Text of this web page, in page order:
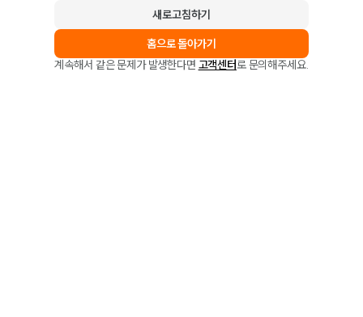
새로고침하기
홈으로 돌아가기
계속해서 같은 문제가 발생한다면 고객센터로 문의해주세요.